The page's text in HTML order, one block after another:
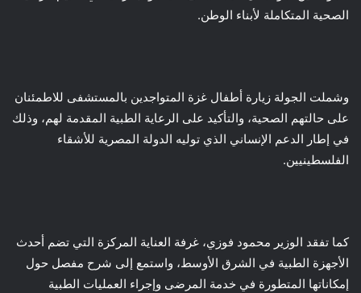
الصحية المتكاملة لأبناء الوطن.
وشملت الجولة زيارة أطفال غزة المتواجدين بالمستشفى للاطمئنان
على حالتهم الصحية، والتأكيد على الرعاية الطبية المقدمة لهم، وذلك
في إطار الدعم الإنساني الذي توليه الدولة المصرية للأشقاء
الفلسطينيين.
كما تفقد الوزير محمود فوزي، غرفة العناية المركزة التي تضم أحدث
الأجهزة الطبية في الشرق الأوسط، واستمع إلى شرح مفصل حول
إمكاناتها المتطورة في خدمة المرضى وإجراء العمليات الطبية